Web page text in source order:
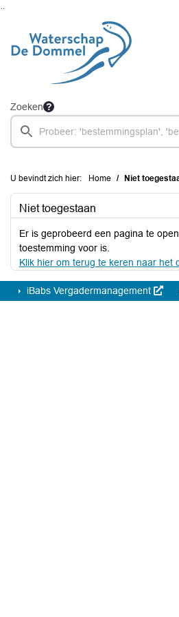
Zoeken
U bevindt zich hier: Home Niet
Niet toegestaan
Er is geprobeerd een pagina te
toestemming voor is.
Klik hier om terug te keren naar het
iBabs Vergadermanagement